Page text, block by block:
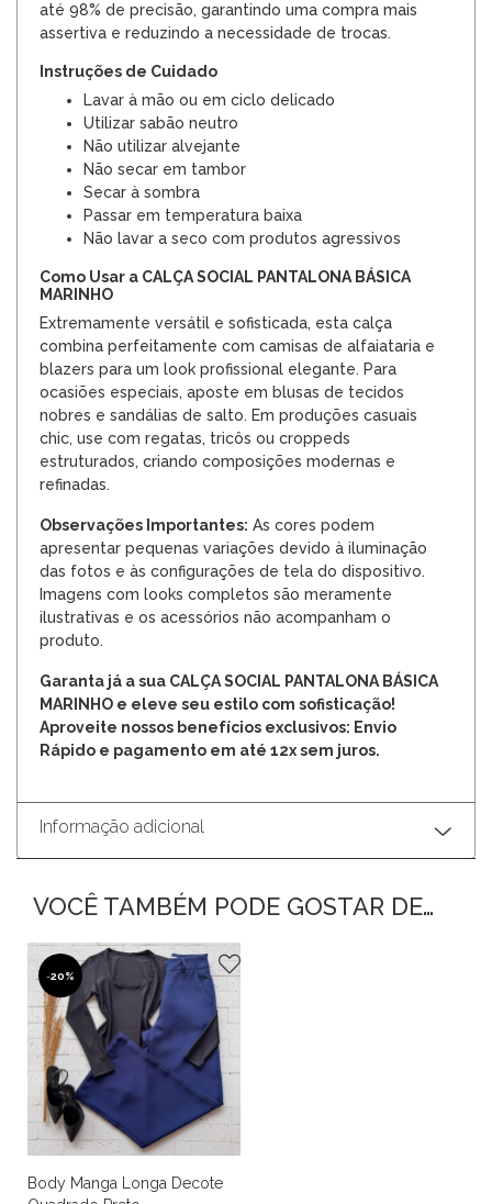
até 98% de precisão, garantindo uma compra mais
assertiva e reduzindo a necessidade de trocas.
Instruções de Cuidado
Lavar à mão ou em ciclo delicado
Utilizar sabão neutro
Não utilizar alvejante
Não secar em tambor
Secar à sombra
Passar em temperatura baixa
Não lavar a seco com produtos agressivos
Como Usar a CALÇA SOCIAL PANTALONA BÁSICA
MARINHO
Extremamente versátil e sofisticada, esta calça
combina perfeitamente com camisas de alfaiataria e
blazers para um look profissional elegante. Para
ocasiões especiais, aposte em blusas de tecidos
nobres e sandálias de salto. Em produções casuais
chic, use com regatas, tricôs ou croppeds
estruturados, criando composições modernas e
refinadas.
Observações Importantes: As cores podem
apresentar pequenas variações devido à iluminação
das fotos e às configurações de tela do dispositivo.
Imagens com looks completos são meramente
ilustrativas e os acessórios não acompanham o
produto.
Garanta já a sua CALÇA SOCIAL PANTALONA BÁSICA
MARINHO e eleve seu estilo com sofisticação!
Aproveite nossos benefícios exclusivos: Envio
Rápido e pagamento em até 12x sem juros.
Informação adicional
VOCÊ TAMBÉM PODE GOSTAR DE…
-20%
Body Manga Longa Decote